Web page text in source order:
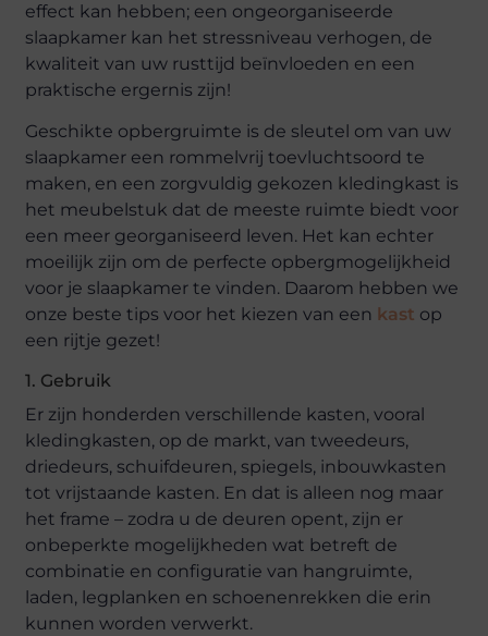
effect kan hebben; een ongeorganiseerde
slaapkamer kan het stressniveau verhogen, de
kwaliteit van uw rusttijd beïnvloeden en een
praktische ergernis zijn!
Geschikte opbergruimte is de sleutel om van uw
slaapkamer een rommelvrij toevluchtsoord te
maken, en een zorgvuldig gekozen kledingkast is
het meubelstuk dat de meeste ruimte biedt voor
een meer georganiseerd leven. Het kan echter
moeilijk zijn om de perfecte opbergmogelijkheid
voor je slaapkamer te vinden. Daarom hebben we
onze beste tips voor het kiezen van een kast op
een rijtje gezet!
1. Gebruik
Er zijn honderden verschillende kasten, vooral
kledingkasten, op de markt, van tweedeurs,
driedeurs, schuifdeuren, spiegels, inbouwkasten
tot vrijstaande kasten. En dat is alleen nog maar
het frame – zodra u de deuren opent, zijn er
onbeperkte mogelijkheden wat betreft de
combinatie en configuratie van hangruimte,
laden, legplanken en schoenenrekken die erin
kunnen worden verwerkt.